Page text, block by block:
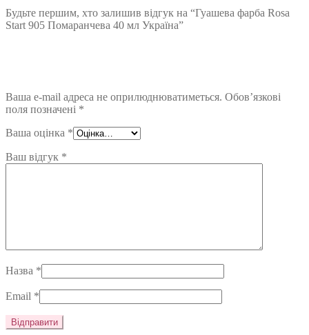
Будьте першим, хто залишив відгук на “Гуашева фарба Rosa
Start 905 Помаранчева 40 мл Україна”
Ваша e-mail адреса не оприлюднюватиметься. Обов’язкові
поля позначені *
Ваша оцінка *
Ваш відгук *
Назва *
Email *